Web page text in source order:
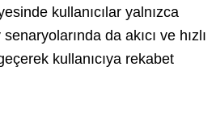
kullanıcılar yalnızca
da akıcı ve hızlı
kullanıcıya rekabet